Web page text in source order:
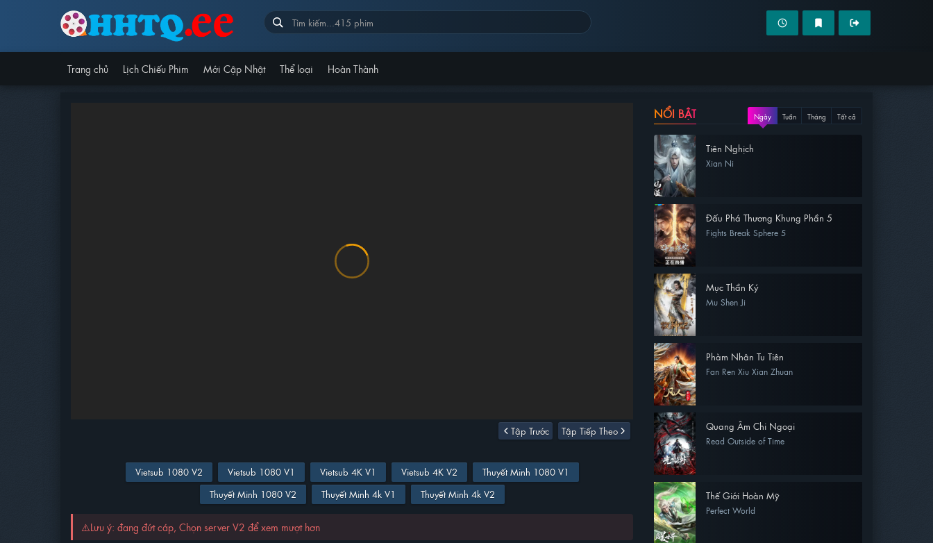
Trang chủ Lịch Chiếu Phim Mới Cập Nhật Thể loại Hoàn Thành
Tập Trước Tập Tiếp Theo
Vietsub 1080 V2 Vietsub 1080 V1 Vietsub 4K V1 Vietsub 4K V2
Thuyết Minh 1080 V1
Thuyết Minh 1080 V2
Thuyết Minh 4k V1 Thuyết Minh 4k V2
⚠️Lưu ý: đang đứt cáp, Chọn server V2 để xem mượt hơn
NỔI BẬT Ngày Tuần Tháng Tất cả
Tiên Nghịch
Xian Ni
Đấu Phá Thương Khung Phần 5
Fights Break Sphere 5
Mục Thần Ký
Mu Shen Ji
Phàm Nhân Tu Tiên
Fan Ren Xiu Xian Zhuan
Quang Âm Chi Ngoại
Read Outside of Time
Thế Giới Hoàn Mỹ
Perfect World